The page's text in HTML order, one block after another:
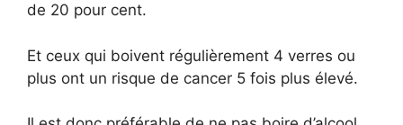
de 20 pour cent.
Et ceux qui boivent régulièrement 4 verres ou
plus ont un risque de cancer 5 fois plus élevé.